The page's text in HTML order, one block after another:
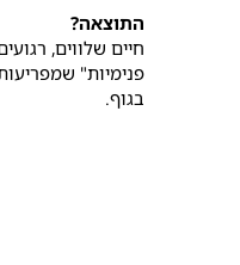
התוצאה?
חיים שלווים,
פנימיות"
בגוף.